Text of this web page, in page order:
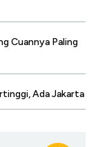
Cuannya Paling
Ada Jakarta